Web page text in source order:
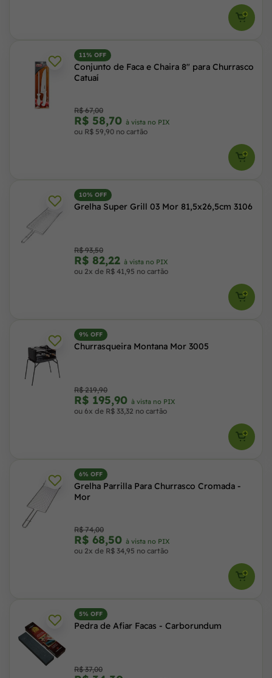
11% OFF
Conjunto de Faca e Chaira 8" para Churrasco
Catuaí
R$ 67,00
R$ 58,70 à vista no PIX
ou R$ 59,90 no cartão
10% OFF
Grelha Super Grill 03 Mor 81,5x26,5cm 3106
R$ 93,50
R$ 82,22 à vista no PIX
ou 2x de R$ 41,95 no cartão
9% OFF
Churrasqueira Montana Mor 3005
R$ 219,90
R$ 195,90 à vista no PIX
ou 6x de R$ 33,32 no cartão
6% OFF
Grelha Parrilla Para Churrasco Cromada -
Mor
R$ 74,00
R$ 68,50 à vista no PIX
ou 2x de R$ 34,95 no cartão
5% OFF
Pedra de Afiar Facas - Carborundum
R$ 37,00